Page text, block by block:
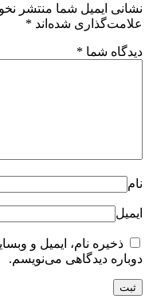
نشانی ایمیل شما منتشر
علامت‌گذاری شده‌اند *
دیدگاه شما *
نام
ایمیل
ذخیره نام، ایمیل و
دوباره دیدگاهی می‌نویسم.